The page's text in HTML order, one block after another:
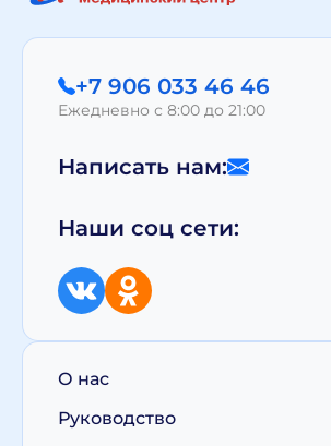
+7 906 033 46 46
Ежедневно с 8:00 до 21:00
Написать нам:
Наши соц сети:
О нас
Руководство